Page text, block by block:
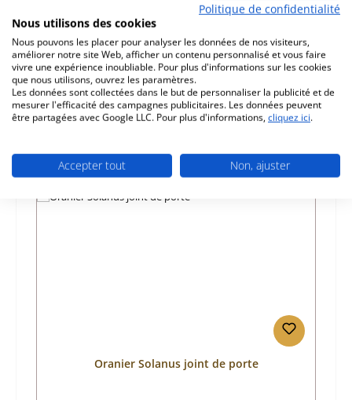
Caractéristiques
Informations sur la sécurité du produit
Ignorer la galerie de produits
Prod. similaires
Oranier Solanus joint de porte
Politique de confidentialité
Nous utilisons des cookies
Nous pouvons les placer pour analyser les données de nos visiteurs,
améliorer notre site Web, afficher un contenu personnalisé et vous faire
vivre une expérience inoubliable. Pour plus d'informations sur les cookies
que nous utilisons, ouvrez les paramètres.
Les données sont collectées dans le but de personnaliser la publicité et de
mesurer l'efficacité des campagnes publicitaires. Les données peuvent
être partagées avec Google LLC. Pour plus d'informations, cliquez ici.
Accepter tout Non, ajuster